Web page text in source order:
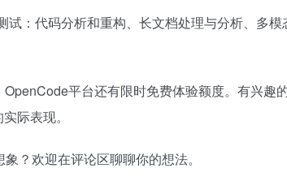
：代码分析和重构、长文档处理与分析、多
平台还有限时免费体验额度。有兴趣
际表现。
？欢迎在评论区聊聊你的想法。